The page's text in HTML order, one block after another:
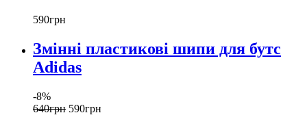
590грн
Змінні пластикові шипи для бутс
Adidas
-8%
640грн 590грн